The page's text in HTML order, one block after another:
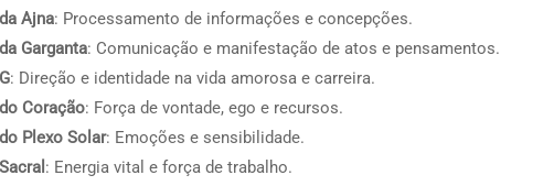
Ajna: Processamento de informações e concepções.
Garganta: Comunicação e manifestação de atos e pensamentos.
: Direção e identidade na vida amorosa e carreira.
Coração: Força de vontade, ego e recursos.
Plexo Solar: Emoções e sensibilidade.
: Energia vital e força de trabalho.